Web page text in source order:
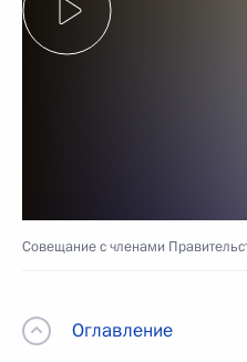
Совещание с членами
Оглавление